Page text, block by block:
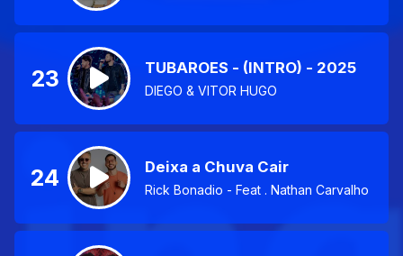
23 TUBAROES - (INTRO) - 2025
DIEGO & VITOR HUGO
24 Deixa a Chuva Cair
Rick Bonadio - Feat . Nathan Carvalho